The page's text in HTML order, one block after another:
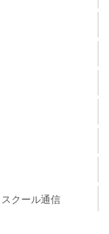
クール通信